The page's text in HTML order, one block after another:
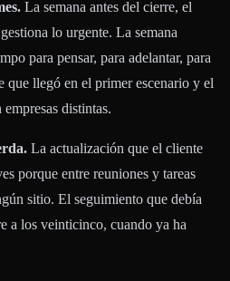
La semana antes del cierre, el
lo urgente. La semana
para pensar, para adelantar, para
que llegó en el primer escenario y el
distintas.
La actualización que el cliente
porque entre reuniones y tareas
sitio. El seguimiento que debía
a los veinticinco, cuando ya ha